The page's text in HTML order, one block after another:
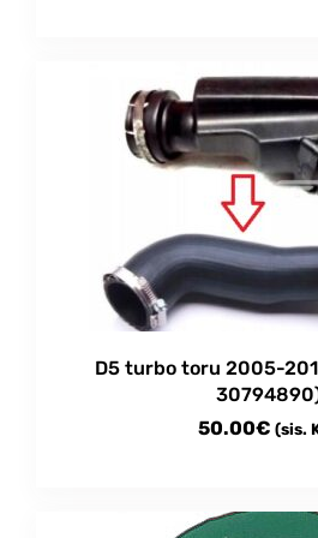
D5 turbo toru 2005-
50.00€ (sis.